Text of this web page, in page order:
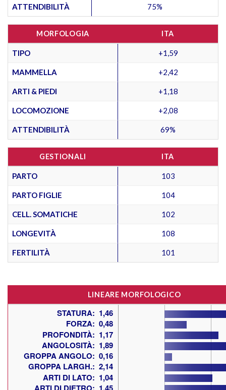
ATTENDIBILITÀ 75%
MORFOLOGIA ITA
TIPO +1,59
MAMMELLA +2,42
ARTI & PIEDI +1,18
LOCOMOZIONE +2,08
ATTENDIBILITÀ 69%
GESTIONALI ITA
PARTO 103
PARTO FIGLIE 104
CELL. SOMATICHE 102
LONGEVITÀ 108
FERTILITÀ 101
LINEARE MORFOLOGICO